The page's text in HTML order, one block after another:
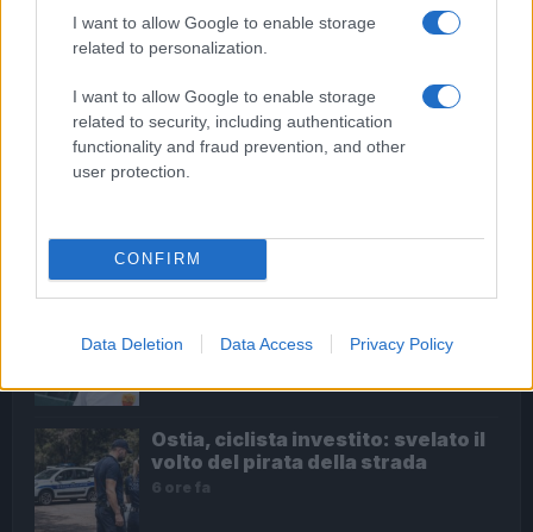
I want to allow Google to enable storage
related to personalization.
I want to allow Google to enable storage
related to security, including authentication
functionality and fraud prevention, and other
user protection.
CONFIRM
Data Deletion Data Access Privacy Policy
commissariare l’Italia”
ULTIME NOTIZIE
Dalla festa al dramma: la morte di
3 ore fa
alza la voce, tensioni con la
società e futuro incerto
Ostia, ciclista investito: svelato il
volto del pirata della strada
6 ore fa